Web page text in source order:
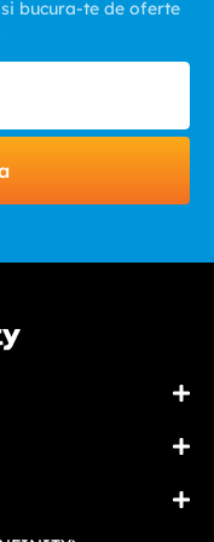
bucura-te de oferte